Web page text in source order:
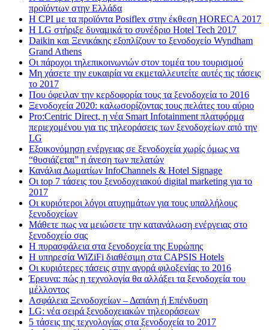
προϊόντων στην Ελλάδα
Η CPI με τα προϊόντα Posiflex στην έκθεση HORECA 2017
H LG στήριξε δυναμικά το συνέδριο Hotel Tech 2017
Daikin και Ξενικάκης εξοπλίζουν το ξενοδοχείο Wyndham
Grand Athens
Οι πάροχοι τηλεπικοινωνιών στον τομέα του τουρισμού
Μη χάσετε την ευκαιρία να εκμεταλλευτείτε αυτές τις τάσεις
το 2017
Που όφειλαν την κερδοφορία τους τα ξενοδοχεία το 2016
Ξενοδοχεία 2020: καλωσορίζοντας τους πελάτες του αύριο
Pro:Centric Direct, η νέα Smart Infotainment πλατφόρμα
περιεχομένου για τις τηλεοράσεις των ξενοδοχείων από την
LG
Εξοικονόμηση ενέργειας σε ξενοδοχεία χωρίς όμως να
“θυσιάζεται” η άνεση των πελατών
Κανάλια Δωματίων InfoChannels & Hotel Signage
Οι top 7 τάσεις του ξενοδοχειακού digital marketing για το
2017
Οι κυριότεροι λόγοι ατυχημάτων για τους υπαλλήλους
ξενοδοχείων
Μάθετε πως να μειώσετε την κατανάλωση ενέργειας στο
ξενοδοχείο σας
Η πυρασφάλεια στα ξενοδοχεία της Ευρώπης
Η υπηρεσία WiZiFi διαθέσιμη στα CAPSIS Hotels
Οι κυριότερες τάσεις στην αγορά φιλοξενίας το 2016
Έρευνα: πώς η τεχνολογία θα αλλάξει τα ξενοδοχεία του
μέλλοντος
Ασφάλεια Ξενοδοχείων – Δαπάνη ή Επένδυση
LG: νέα σειρά ξενοδοχειακών τηλεοράσεων
5 τάσεις της τεχνολογίας στα ξενοδοχεία το 2017